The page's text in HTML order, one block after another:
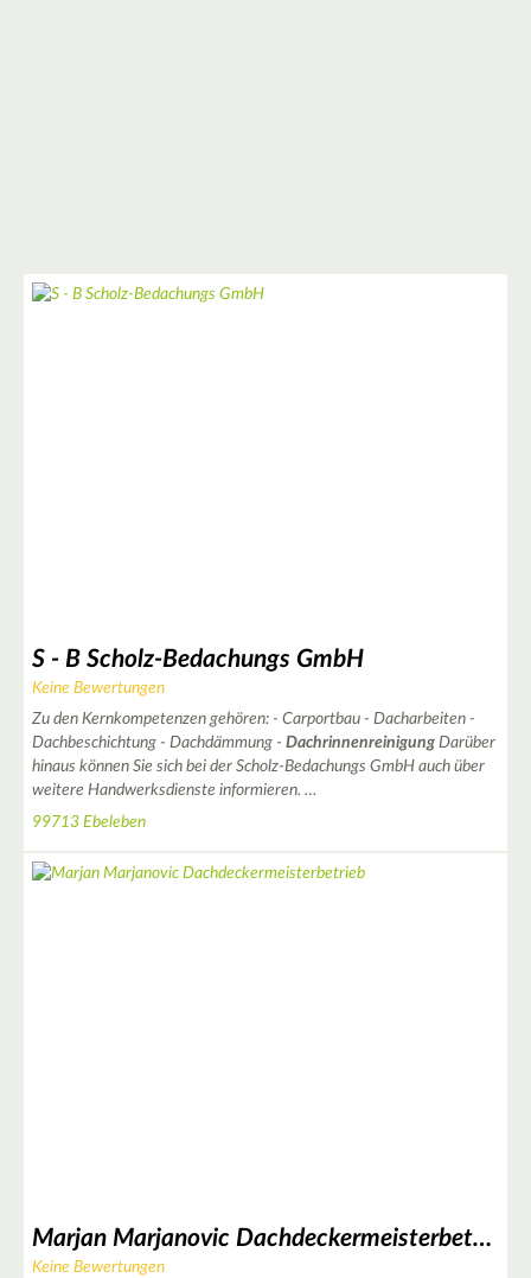
S - B Scholz-Bedachungs GmbH
Keine Bewertungen
Zu den Kernkompetenzen gehören: - Carportbau - Dacharbeiten -
Dachbeschichtung - Dachdämmung - Dachrinnenreinigung Darüber
hinaus können Sie sich bei der Scholz-Bedachungs GmbH auch über
weitere Handwerksdienste informieren. …
99713 Ebeleben
Marjan Marjanovic Dachdeckermeisterbetrieb
Keine Bewertungen